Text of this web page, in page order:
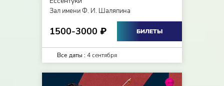
Зал имени Ф. И. Шаляпина
1500-3000 ₽ БИЛЕТЫ
Все даты : 4 сентября